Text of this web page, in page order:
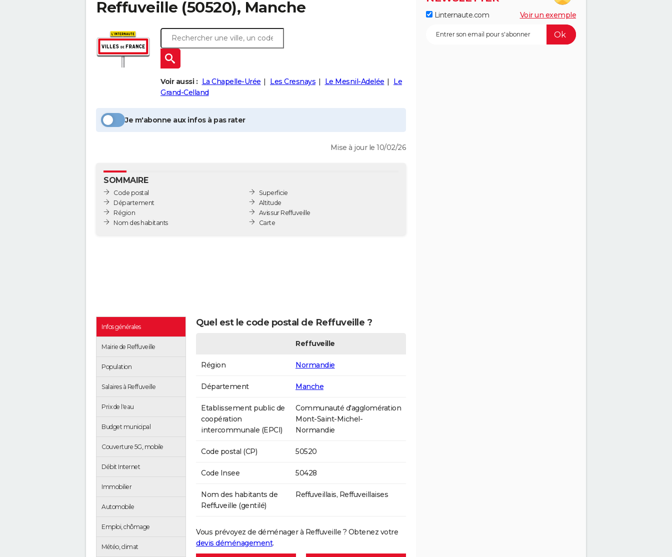
Reffuveille (50520), Manche
Voir aussi : La Chapelle-Urée Les Cresnays Le Mesnil-Adelée
Le
Grand-Celland
Je m'abonne aux infos à pas rater
Mise à jour le 10/02/26
SOMMAIRE
Code postal
Département
Région
Nom des habitants
Superficie
Altitude
Avis sur Reffuveille
Carte
Infos générales
Mairie de Reffuveille
Population
Salaires à Reffuveille
Prix de l'eau
Budget municipal
Couverture 5G, mobile
Débit Internet
Immobilier
Automobile
Emploi, chômage
Météo, climat
Quel est le code postal de Reffuveille ?
Reffuveille
Région Normandie
Département Manche
Etablissement public de
coopération
intercommunale (EPCI)
Communauté d'agglomération
Mont-Saint-Michel-
Normandie
Code postal (CP) 50520
Code Insee 50428
Nom des habitants de
Reffuveille (gentilé)
Reffuveillais, Reffuveillaises
Vous prévoyez de déménager à Reffuveille ? Obtenez votre
devis déménagement.
Linternaute.com Voir un exemple